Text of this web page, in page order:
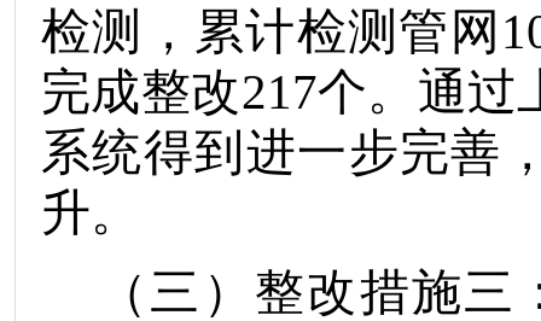
检测，累计检测管网
完成整改217个。通过
系统得到进一步完善
升。
（三）整改措施三